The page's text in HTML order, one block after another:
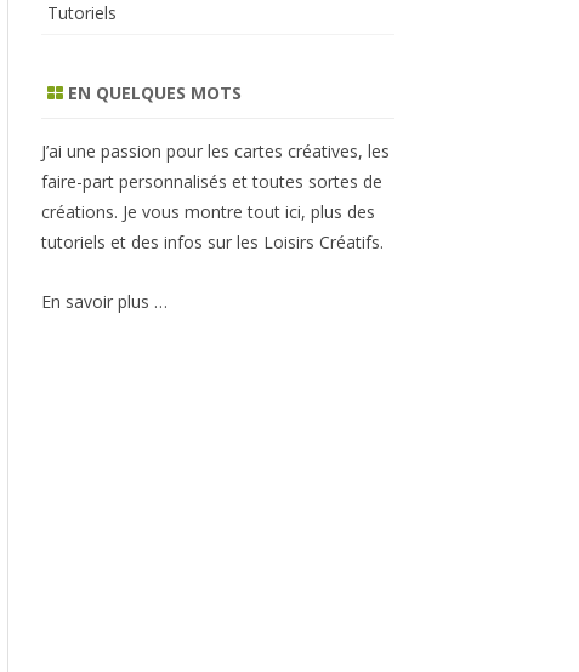
Tutoriels
EN QUELQUES MOTS
J’ai une passion pour les cartes créatives, les
faire-part personnalisés et toutes sortes de
créations. Je vous montre tout ici, plus des
tutoriels et des infos sur les Loisirs Créatifs.
En savoir plus …